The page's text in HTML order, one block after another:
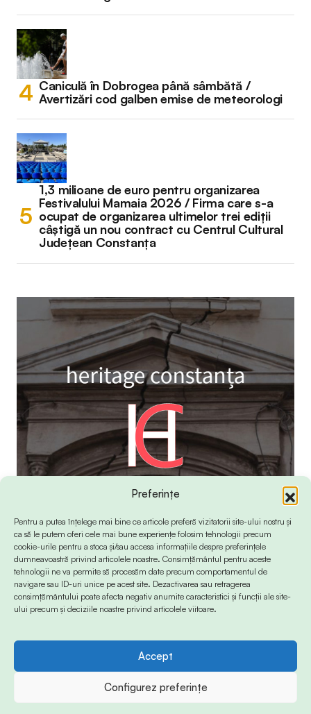
Preferințe
Pentru a putea înțelege mai bine ce articole preferă vizitatorii site-ului nostru și
ca să le putem oferi cele mai bune experiențe folosim tehnologii precum
cookie-urile pentru a stoca și/sau accesa informațiile despre preferințele
dumneavoastră privind articolele noastre. Consimțământul pentru aceste
tehnologii ne va permite să procesăm date precum comportamentul de
navigare sau ID-uri unice pe acest site. Dezactivarea sau retragerea
consimțământului poate afecta negativ anumite caracteristici și funcții ale site-
ului precum și deciziile noastre privind articolele viitoare.
Accept
Configurez preferințe
Caniculă în Dobrogea până sâmbătă /
Avertizări cod galben emise de meteorologi
1,3 milioane de euro pentru organizarea
Festivalului Mamaia 2026 / Firma care s-a
ocupat de organizarea ultimelor trei ediții
câștigă un nou contract cu Centrul Cultural
Județean Constanța
© 2024 Info-Sud-Est. All Rights Reserved.